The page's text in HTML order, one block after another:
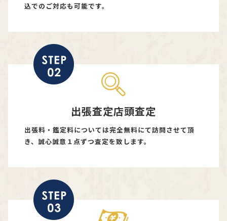
込でのご対応も可能です。
出張査定店頭査定
出張料・鑑定料については完全無料にて訪問させて頂
き、誠心誠意１点ずつ査定を致します。